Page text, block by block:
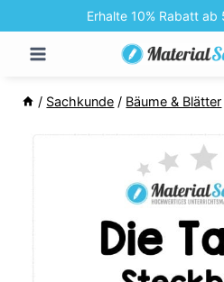
Inhalt
springen
Erhalte 10% Rabatt
/ Sachkunde / Bäume & Blätter